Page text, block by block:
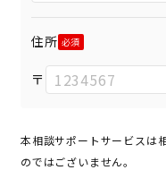
住所
〒
本相談サポートサービスは
のではございません。